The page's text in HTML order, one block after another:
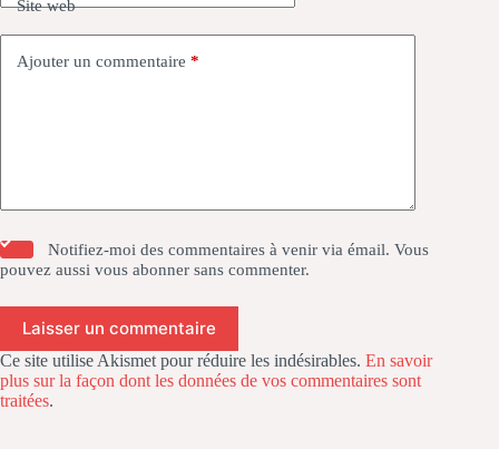
Site web
Ajouter un commentaire *
Notifiez-moi des commentaires à venir via émail. Vous
pouvez aussi vous abonner sans commenter.
Laisser un commentaire
Ce site utilise Akismet pour réduire les indésirables. En savoir
plus sur la façon dont les données de vos commentaires sont
traitées.